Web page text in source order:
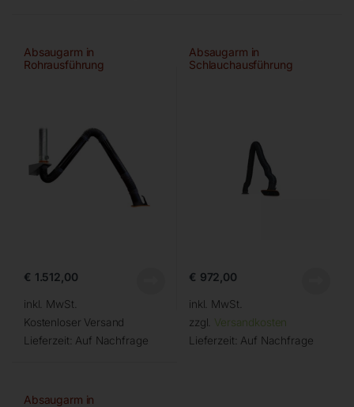
Absaugarm in
Rohrausführung
€ 1.512,00
inkl. MwSt.
Kostenloser Versand
Lieferzeit: Auf Nachfrage
Absaugarm in
Schlauchausführung
€ 972,00
inkl. MwSt.
zzgl. Versandkosten
Lieferzeit: Auf Nachfrage
Absaugarm in